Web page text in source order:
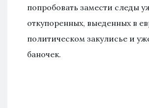
попробовать замести следы
откупоренных, выеденных в
политическом закулисье и
баночек.